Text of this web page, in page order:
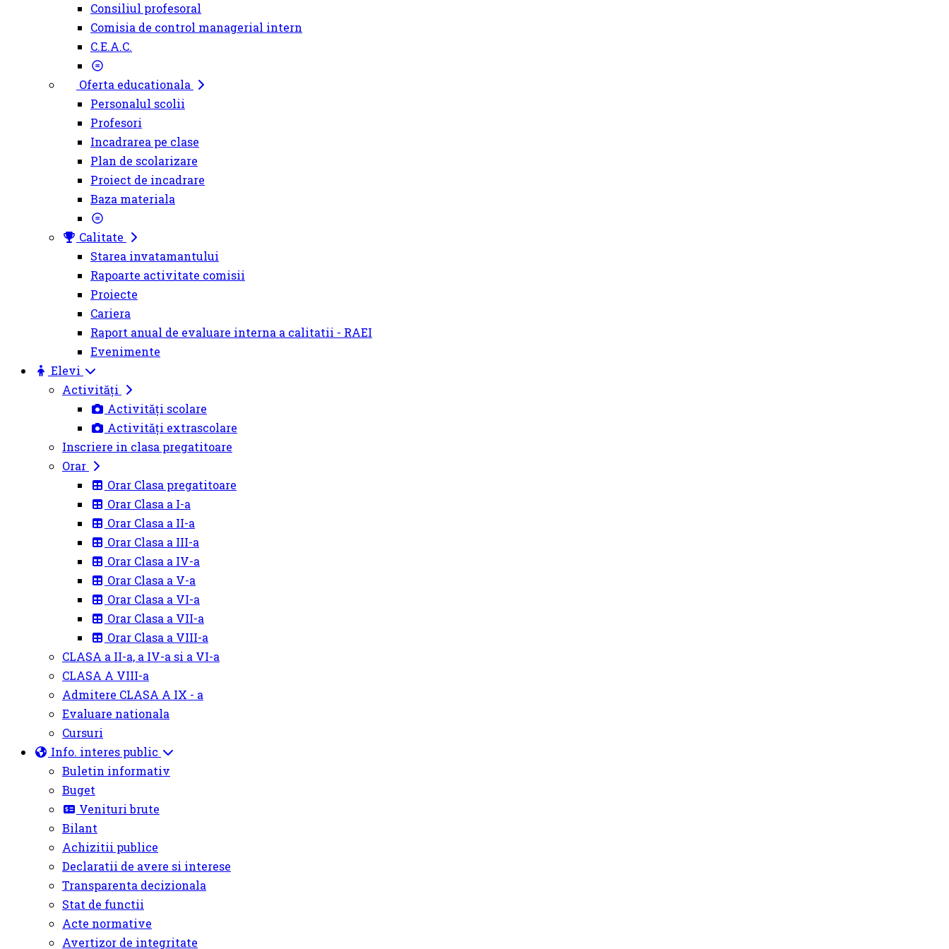
Consiliul profesoral
Comisia de control managerial intern
C.E.A.C.
Oferta educationala
Personalul scolii
Profesori
Incadrarea pe clase
Plan de scolarizare
Proiect de incadrare
Baza materiala
Calitate
Starea invatamantului
Rapoarte activitate comisii
Proiecte
Cariera
Raport anual de evaluare interna a calitatii - RAEI
Evenimente
Elevi
Activități
Activități scolare
Activități extrascolare
Inscriere in clasa pregatitoare
Orar
Orar Clasa pregatitoare
Orar Clasa a I-a
Orar Clasa a II-a
Orar Clasa a III-a
Orar Clasa a IV-a
Orar Clasa a V-a
Orar Clasa a VI-a
Orar Clasa a VII-a
Orar Clasa a VIII-a
CLASA a II-a, a IV-a si a VI-a
CLASA A VIII-a
Admitere CLASA A IX - a
Evaluare nationala
Cursuri
Info. interes public
Buletin informativ
Buget
Venituri brute
Bilant
Achizitii publice
Declaratii de avere si interese
Transparenta decizionala
Stat de functii
Acte normative
Avertizor de integritate